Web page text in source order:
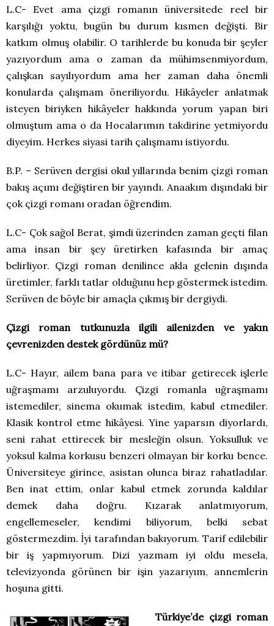
L.C- Evet ama çizgi romanın üniversitede reel bir
karşılığı yoktu, bugün bu durum kısmen değişti. Bir
katkım olmuş olabilir. O tarihlerde bu konuda bir şeyler
yazıyordum ama o zaman da mühimsenmiyordum,
çalışkan sayılıyordum ama her zaman daha önemli
konularda çalışmam öneriliyordu. Hikâyeler anlatmak
isteyen biriyken hikâyeler hakkında yorum yapan biri
olmuştum ama o da Hocalarımın takdirine yetmiyordu
diyeyim. Herkes siyasi tarih çalışmamı istiyordu.
B.P. – Serüven dergisi okul yıllarında benim çizgi roman
bakış açımı değiştiren bir yayındı. Anaakım dışındaki bir
çok çizgi romanı oradan öğrendim.
L.C- Çok sağol Berat, şimdi üzerinden zaman geçti filan
ama insan bir şey üretirken kafasında bir amaç
belirliyor. Çizgi roman denilince akla gelenin dışında
üretimler, farklı tatlar olduğunu hep göstermek istedim.
Serüven de böyle bir amaçla çıkmış bir dergiydi.
Çizgi roman tutkunuzla ilgili ailenizden ve yakın
çevrenizden destek gördünüz mü?
L.C- Hayır, ailem bana para ve itibar getirecek işlerle
uğraşmamı arzuluyordu. Çizgi romanla uğraşmamı
istemediler, sinema okumak istedim, kabul etmediler.
Klasik kontrol etme hikâyesi. Yine yaparsın diyorlardı,
seni rahat ettirecek bir mesleğin olsun. Yoksulluk ve
yoksul kalma korkusu benzeri olmayan bir korku bence.
Üniversiteye girince, asistan olunca biraz rahatladılar.
Ben inat ettim, onlar kabul etmek zorunda kaldılar
demek daha doğru. Kızarak anlatmıyorum,
engellemeseler, kendimi biliyorum, belki sebat
göstermezdim. İyi tarafından bakıyorum. Tarif edilebilir
bir iş yapmıyorum. Dizi yazmam iyi oldu mesela,
televizyonda görünen bir işin yazarıyım, annemlerin
hoşuna gitti.
Türkiye’de çizgi roman